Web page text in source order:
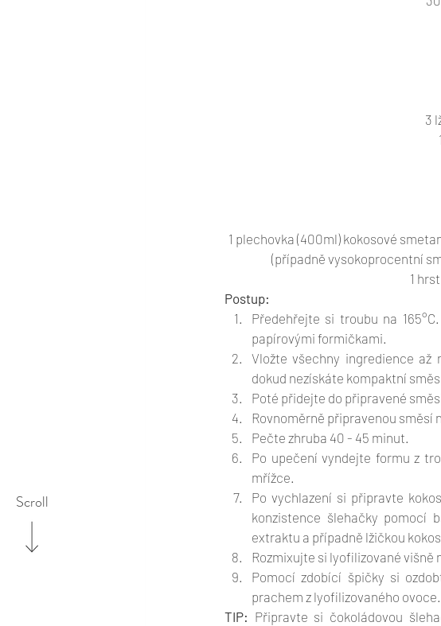
Scroll
3
1 plechovka (400ml) kokosové
(případně vysokoprocentní
1
Postup:
Předehřejte si troubu na
papírovými formičkami.
Vložte všechny ingredience
dokud nezískáte kompaktní směs.
Poté přidejte do připravené
Rovnoměrně připravenou směsí
Pečte zhruba 40 - 45 minut.
Po upečení vyndejte formu z
mřížce.
Po vychlazení si připravte
konzistence šlehačky pomocí
extraktu a případně lžičkou
Rozmixujte si lyofilizované višně
Pomocí zdobící špičky si
prachem z lyofilizovaného ovoce.
TIP: Připravte si čokoládovou